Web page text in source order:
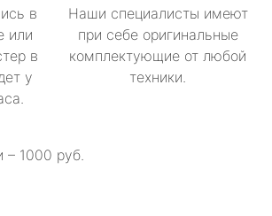
в
или
в
у
Наши специалисты имеют
при себе оригинальные
комплектующие от любой
техники.
– 1000 руб.